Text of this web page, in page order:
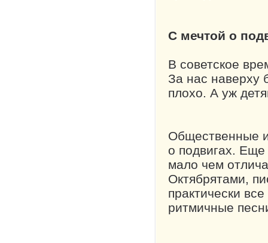
С мечтой о
В советское
За нас наверху
плохо. А уж
Общественные
о подвигах.
мало чем
Октябрятами,
практически
ритмичные